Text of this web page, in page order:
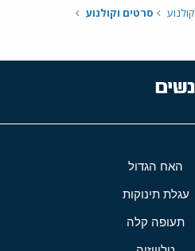
קולנוע סרטים וקולנוע
האח הגדול
עגלת תינוקות
תעופה קלה